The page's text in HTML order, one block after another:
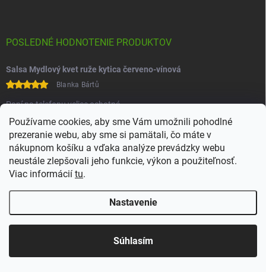
Používame cookies, aby sme Vám umožnili pohodlné
prezeranie webu, aby sme si pamätali, čo máte v
nákupnom košíku a vďaka analýze prevádzky webu
neustále zlepšovali jeho funkcie, výkon a použiteľnosť.
Viac informácií tu.
Nastavenie
Súhlasím
POSLEDNÉ HODNOTENIE PRODUKTOV
Salsa Mydlový kvet ruže kytica červeno-vínová
Blanka Bártů
Paní na telefonu velice ochotná
Copyright 2026Juchoo. Všetky práva vyhradené.Upraviť nastavenie
cookies